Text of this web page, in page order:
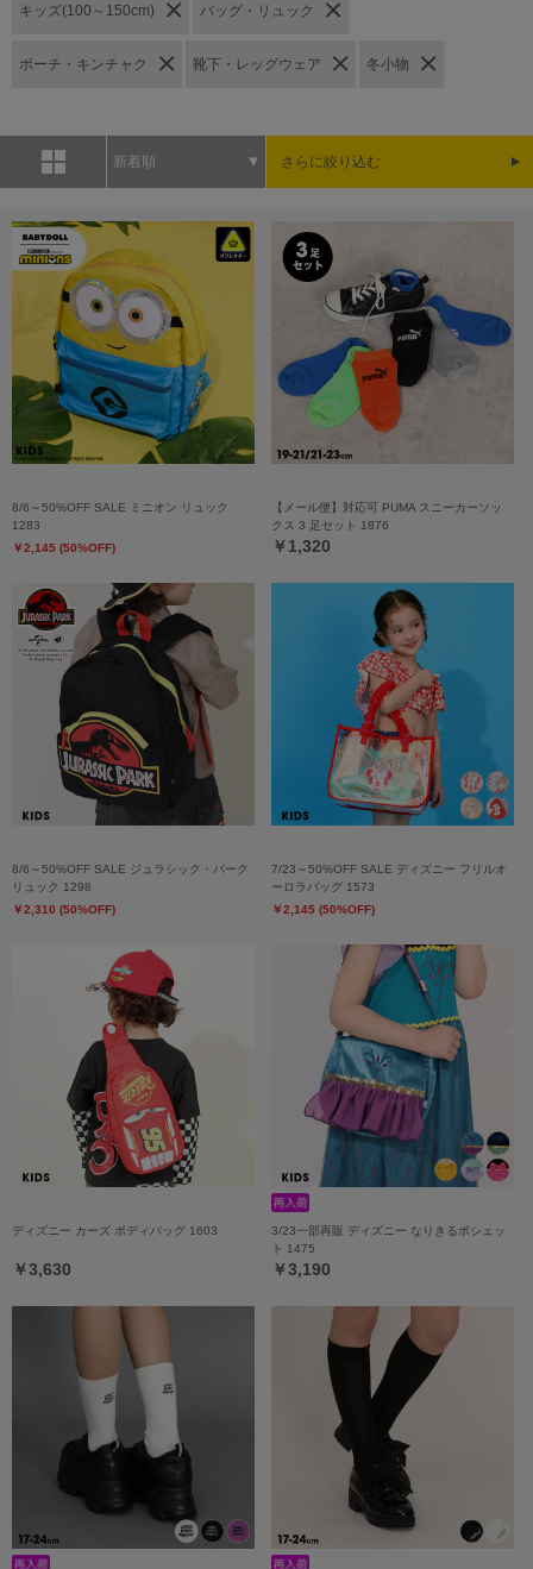
キッズ(100～150cm) バッグ・リュック
ポーチ・キンチャク 靴下・レッグウェア 冬小物
新着順 さらに絞り込む
8/6～50%OFF SALE ミニオン リュック
1283
￥2,145 (50%OFF)
【メール便】対応可 PUMA スニーカーソッ
クス 3 足セット 1876
￥1,320
8/6～50%OFF SALE ジュラシック・パーク
リュック 1298
￥2,310 (50%OFF)
7/23～50%OFF SALE ディズニー フリルオ
ーロラバッグ 1573
￥2,145 (50%OFF)
ディズニー カーズ ボディバッグ 1603
￥3,630
3/23一部再販 ディズニー なりきるポシェッ
ト 1475
￥3,190